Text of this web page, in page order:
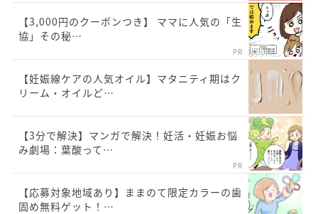
【3,000円のクーポンつき】 ママに人気の「生
協」その秘…
PR
【妊娠線ケアの人気オイル】マタニティ期はク
リーム・オイルど…
【3分で解決】マンガで解決！妊活・妊娠お悩
み劇場：葉酸って…
PR
【応募対象地域あり】ままのて限定カラーの歯
固め無料ゲット！…